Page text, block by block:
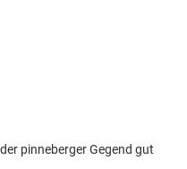
pinneberger Gegend gut